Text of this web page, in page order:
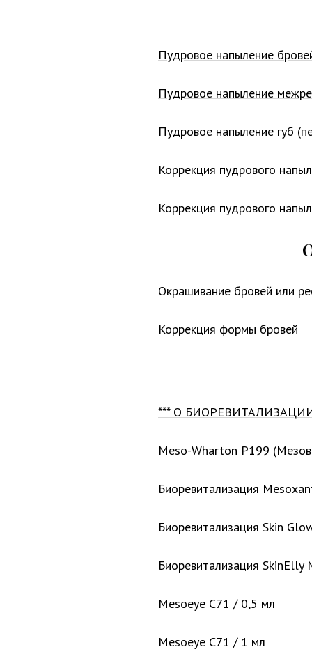
Пудровое напыление
Пудровое напыление
Пудровое напыление губ
Коррекция пудрового
Коррекция пудрового
Окрашивание бровей или
Коррекция формы бровей
*** О
Meso-Wharton P199
Биоревитализация
Биоревитализация Skin
Биоревитализация
Mesoeye C71 / 0,5 мл
Mesoeye C71 / 1 мл